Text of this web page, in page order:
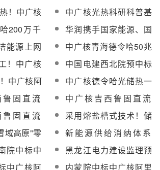
！中广核
千瓦风光
略签约
中广核光热科研科普基
地入围“2021年青海省科
研科普基地”名单
200万千
化项目开
配比率最
能互补项
华润携手国家能源、国
家电投、大唐、三峡、
中广核、TCL等成立百
亿合伙基金
能源上网
亿千
中广核青海德令哈50兆
瓦光热示范项目今年已
累计发电约6000万度
！中广核
熔盐塔
理招标
中国电建西北院预中标
中广核德令哈200MW塔
式光热发电项目初设
中广核阿
大安三“光
监理招标
中广核德令哈光储热一
体化200万千瓦（光热
20万千瓦）项目初设招
标
固直流
电项目聚
开招标
中广核吉西鲁固直流
100MW光热发电项目汽
轮发电机组、蒸汽发生
系统公开招标
固直流
电项目热
、冷盐泵
采用熔盐槽式技术！储
热16h！中广核阿里
50MW光热项目初步设
计招标
域高原"零
范项目监
新能源供给消纳体系
——让能源发得出供得
上用得好
院中标中
源网荷
黑龙江电力建设监理预
中标中广核阿里"零
中广核阿 内蒙院中标中广核阿里